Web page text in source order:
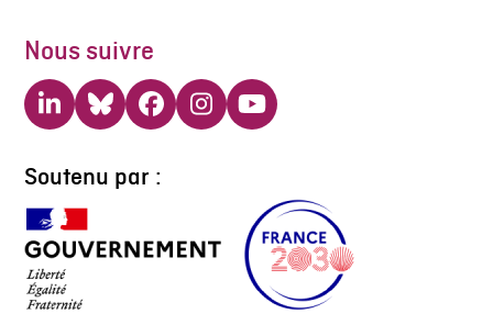
Nous suivre
LinkedInBlueskyFacebook
Instagram
YouTube
Soutenu par :